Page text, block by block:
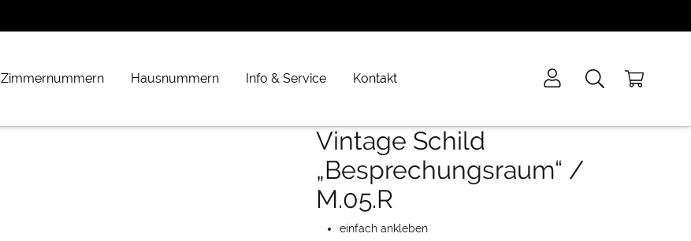
Zimmernummern Hausnummern Info & Service Kontakt
Vintage Schild
„Besprechungsraum“ /
M.05.R
einfach ankleben